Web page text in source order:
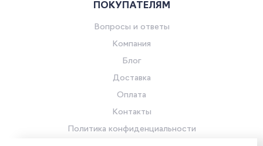
ПОКУПАТЕЛЯМ
Вопросы и ответы
Компания
Блог
Доставка
Оплата
Контакты
Политика конфиденциальности